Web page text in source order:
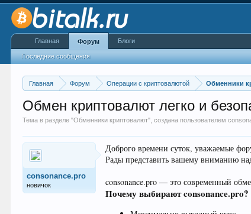
Главная Форум Операции с криптовалютой Обменники
Обмен криптовалют легко и
Тема в разделе "Обменники криптовалют", создана пользователем
consonance.pro
новичок
Доброго времени суток, уважаемые
Рады представить вашему вниманию
consonance.pro — это современный
Почему выбирают consonance.pro?
Главная Форум
Последние сообщения
Блоги